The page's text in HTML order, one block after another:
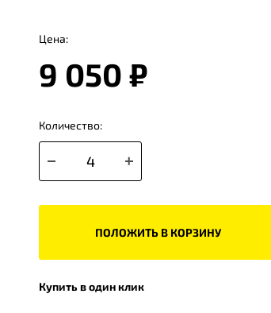
Цена:
9 050 ₽
Количество:
ПОЛОЖИТЬ В КОРЗИНУ
Купить в один клик